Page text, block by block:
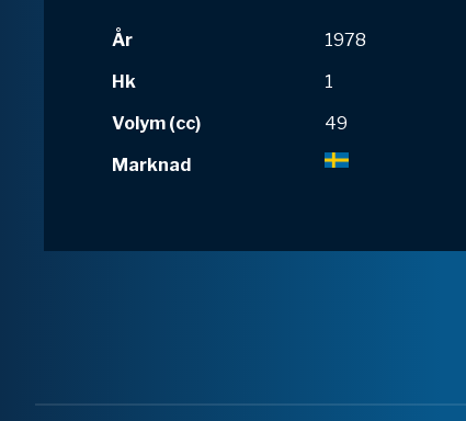
År
1978
Hk
1
Volym (cc)
49
Marknad